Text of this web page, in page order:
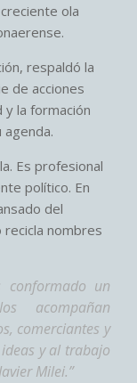
ola
respaldó la
de acciones
la formación
Es profesional
político. En
del
recicla nombres
conformado un
acompañan
comerciantes y
y al trabajo
Milei.”